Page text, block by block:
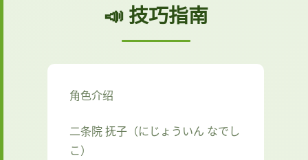
📣 技巧指南
角色介绍
二条院 抚子（にじょういん なでし
こ）